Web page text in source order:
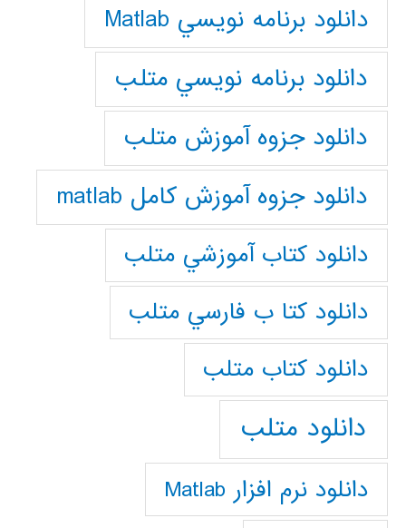
دانلود برنامه نويسي Matlab
دانلود برنامه نويسي متلب
دانلود جزوه آموزش متلب
دانلود جزوه آموزش کامل matlab
دانلود كتاب آموزشي متلب
دانلود كتا ب فارسي متلب
دانلود كتاب متلب
دانلود متلب
دانلود نرم افزار Matlab